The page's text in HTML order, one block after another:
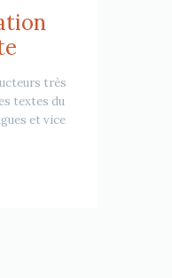
très
textes du
et vice